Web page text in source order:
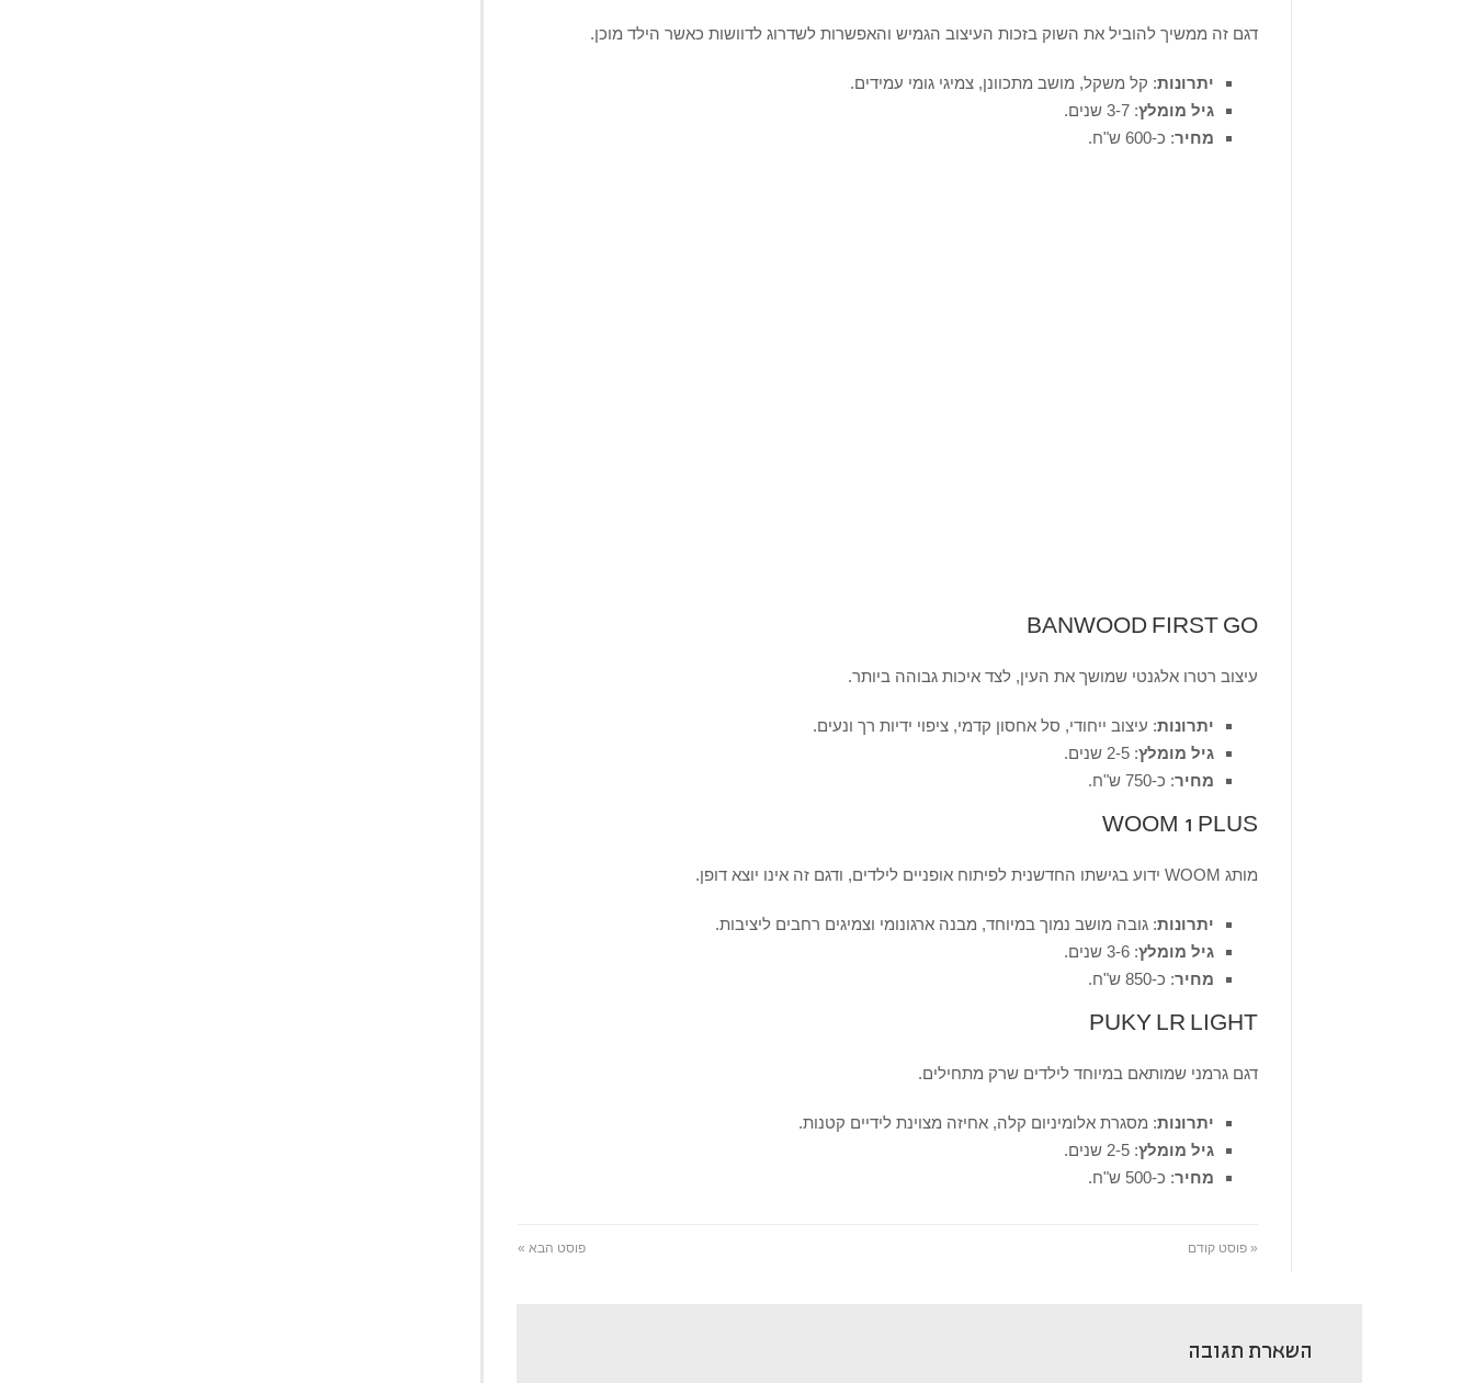
דגם זה ממשיך להוביל את השוק בזכות העיצוב הגמיש והאפשרות לשדרוג לדוושות כאשר הילד מוכן.
יתרונות: קל משקל, מושב מתכוונן, צמיגי גומי עמידים.
גיל מומלץ: 3-7 שנים.
מחיר: כ-600 ש"ח.
BANWOOD FIRST GO
עיצוב רטרו אלגנטי שמושך את העין, לצד איכות גבוהה ביותר.
יתרונות: עיצוב ייחודי, סל אחסון קדמי, ציפוי ידיות רך ונעים.
גיל מומלץ: 2-5 שנים.
מחיר: כ-750 ש"ח.
WOOM 1 PLUS
מותג WOOM ידוע בגישתו החדשנית לפיתוח אופניים לילדים, ודגם זה אינו יוצא דופן.
יתרונות: גובה מושב נמוך במיוחד, מבנה ארגונומי וצמיגים רחבים ליציבות.
גיל מומלץ: 3-6 שנים.
מחיר: כ-850 ש"ח.
PUKY LR LIGHT
דגם גרמני שמותאם במיוחד לילדים שרק מתחילים.
יתרונות: מסגרת אלומיניום קלה, אחיזה מצוינת לידיים קטנות.
גיל מומלץ: 2-5 שנים.
מחיר: כ-500 ש"ח.
« פוסט קודם פוסט הבא »
השארת תגובה